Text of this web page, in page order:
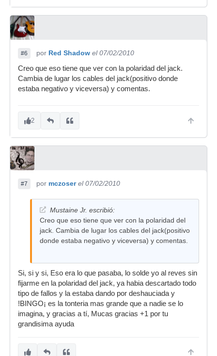
#6 por Red Shadow el 07/02/2010
Creo que eso tiene que ver con la polaridad del jack.
Cambia de lugar los cables del jack(positivo donde
estaba negativo y viceversa) y comentas.
2
#7 por mczoser el 07/02/2010
Mustaine Jr. escribió:
Creo que eso tiene que ver con la polaridad del
jack. Cambia de lugar los cables del jack(positivo
donde estaba negativo y viceversa) y comentas.
Si, si y si, Eso era lo que pasaba, lo solde yo al reves sin
fijarme en la polaridad del jack, ya habia descartado todo
tipo de fallos y la estaba dando por deshauciada y
!BINGO¡ es la tonteria mas grande que a nadie se lo
imagina, y gracias a tí, Mucas gracias +1 por tu
grandisima ayuda